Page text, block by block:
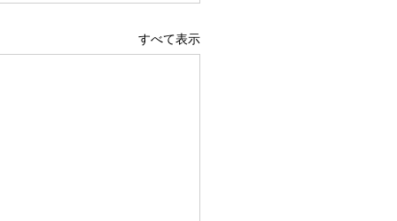
すべて表示